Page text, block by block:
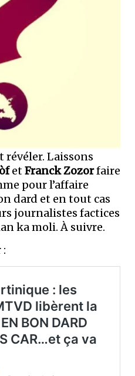
révéler. Laissons
etFranck Zozorfaire
pour l’affaire
dard et en tout cas
journalistes factices
ka moli. À suivre.